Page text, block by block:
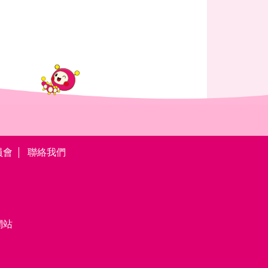
會 聯絡我們
站